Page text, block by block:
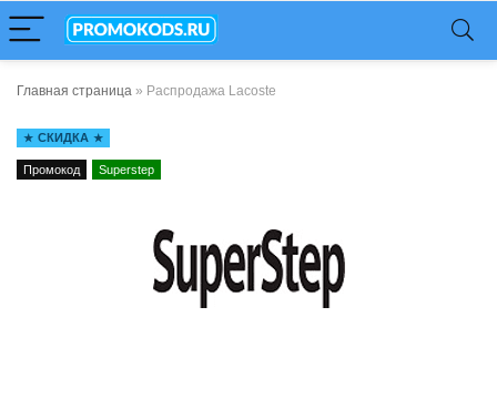
Главная страница » Распродажа Lacoste
СКИДКА
Промокод Superstep